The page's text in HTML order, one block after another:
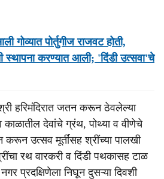
गोव्यात पोर्तुगीज राजवट होती,
स्थापना करण्यात आली; 'दिंडी उत्सवा'चे
हरिमंदिरात जतन करून ठेवलेल्या
काळातील देवांचे ग्रंथ, पोथ्या व वीणेचे
करून उत्सव मूर्तींसह श्रींच्या पालखी
रथ वारकरी व दिंडी पथकासह टाळ
प्रदक्षिणेला निघून दुसऱ्या दिवशी